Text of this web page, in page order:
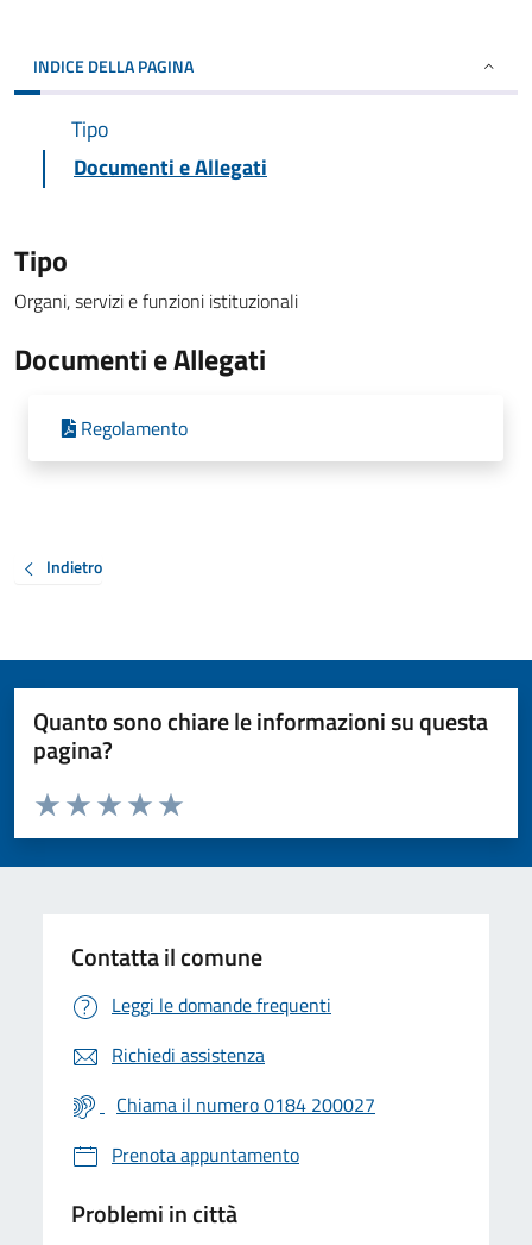
INDICE DELLA PAGINA
Tipo
Documenti e Allegati
Tipo
Organi, servizi e funzioni istituzionali
Documenti e Allegati
Regolamento
Indietro
Quanto sono chiare le informazioni su questa
pagina?
Valuta da 1 a 5 stelle la pagina
Valuta 5 stelle su 5
Valuta 4 stelle su 5
Valuta 3 stelle su 5
Valuta 2 stelle su 5
Valuta 1 stelle su 5
Contatta il comune
Leggi le domande frequenti
Richiedi assistenza
Chiama il numero 0184 200027
Prenota appuntamento
Problemi in città